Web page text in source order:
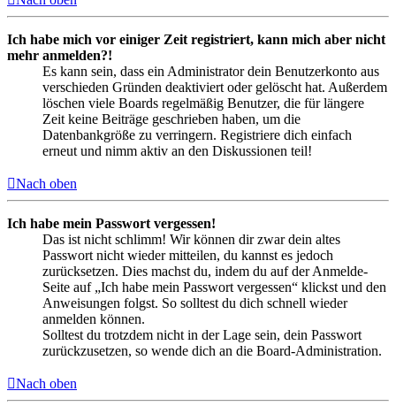
Ich habe mich vor einiger Zeit registriert, kann mich aber nicht
mehr anmelden?!
Es kann sein, dass ein Administrator dein Benutzerkonto aus
verschieden Gründen deaktiviert oder gelöscht hat. Außerdem
löschen viele Boards regelmäßig Benutzer, die für längere
Zeit keine Beiträge geschrieben haben, um die
Datenbankgröße zu verringern. Registriere dich einfach
erneut und nimm aktiv an den Diskussionen teil!
Nach oben
Ich habe mein Passwort vergessen!
Das ist nicht schlimm! Wir können dir zwar dein altes
Passwort nicht wieder mitteilen, du kannst es jedoch
zurücksetzen. Dies machst du, indem du auf der Anmelde-
Seite auf „Ich habe mein Passwort vergessen“ klickst und den
Anweisungen folgst. So solltest du dich schnell wieder
anmelden können.
Solltest du trotzdem nicht in der Lage sein, dein Passwort
zurückzusetzen, so wende dich an die Board-Administration.
Nach oben